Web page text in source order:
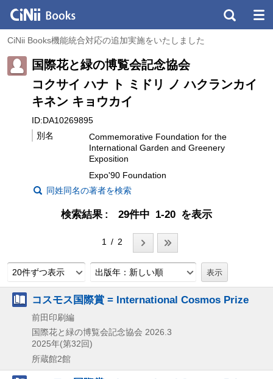
CiNii Books機能統合対応の追加実施をいたしました
国際花と緑の博覧会記念協会
コクサイ ハナ ト ミドリ ノ ハクランカイ
キネン キョウカイ
ID:DA10269895
別名
Commemorative Foundation for the
International Garden and Greenery
Exposition
Expo'90 Foundation
同姓同名の著者を検索
検索結果 29件中 1-20 を表示
1 / 2
20件ずつ表示 出版年：新しい順
コスモス国際賞 = International Cosmos Prize
前田印刷編
国際花と緑の博覧会記念協会 2026.3
2025年(第32回)
所蔵館2館